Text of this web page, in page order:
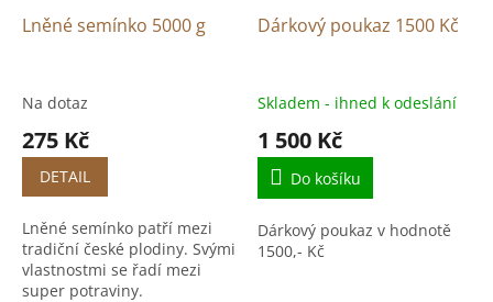
Lněné semínko 5000 g
Na dotaz
275 Kč
DETAIL
Lněné semínko patří mezi
tradiční české plodiny. Svými
vlastnostmi se řadí mezi
super potraviny.
Dárkový poukaz 1500 Kč
Skladem - ihned k odeslání
1 500 Kč
Do košíku
Dárkový poukaz v hodnotě
1500,- Kč